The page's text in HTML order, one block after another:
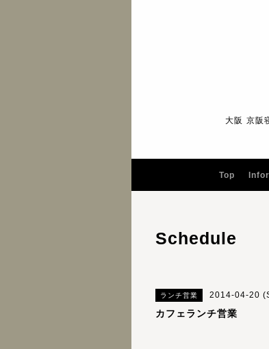
大阪 京阪
Top
Schedule
ランチ営業 2014-04-20
カフェランチ営業